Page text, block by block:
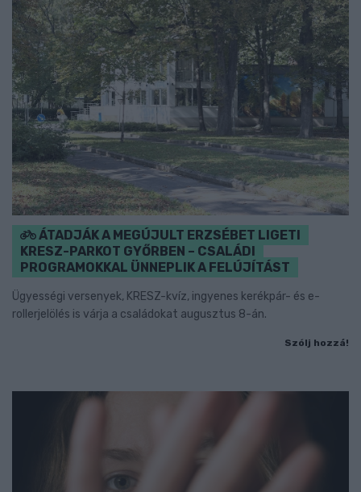
ÁTADJÁK A MEGÚJULT ERZSÉBET LIGETI
KRESZ-PARKOT GYŐRBEN – CSALÁDI
PROGRAMOKKAL ÜNNEPLIK A FELÚJÍTÁST
Ügyességi versenyek, KRESZ-kvíz, ingyenes kerékpár- és e-
rollerjelölés is várja a családokat augusztus 8-án.
Szólj hozzá!